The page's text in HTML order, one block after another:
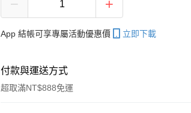
App 結帳可享專屬活動優惠價 立即下載
付款與運送方式
超取滿NT$888免運